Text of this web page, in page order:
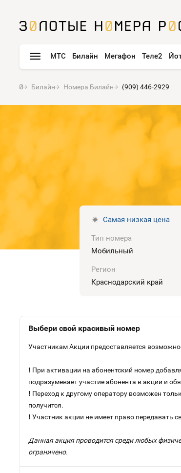
МТС Билайн Мегафон Теле2
Билайн Номера Билайн (909) 446-2929
Самая низкая цена
Тип номера
Мобильный
Регион
Краснодарский край
Выбери свой красивый номер
Участникам Акции предоставляется
❗ При активации на абонентский номер
подразумевает участие абонента в акции и
❗ Переход к другому оператору возможен
получится.
❗ Участник акции не имеет право передавать
Данная акция проводится среди любых
ограничено.